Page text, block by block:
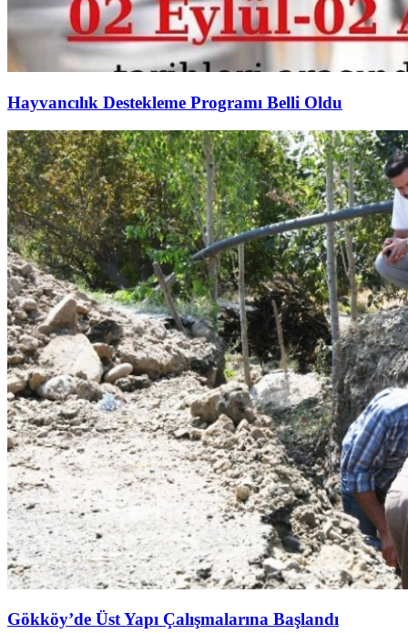
Hayvancılık Destekleme Programı Belli Oldu
Gökköy’de Üst Yapı Çalışmalarına Başlandı